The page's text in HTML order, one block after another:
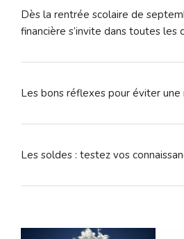
Dès la rentrée scolaire de
financière s’invite dans toutes les
Les bons réflexes pour éviter une
Les soldes : testez vos